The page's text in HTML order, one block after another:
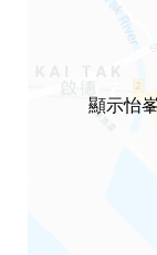
顯示怡